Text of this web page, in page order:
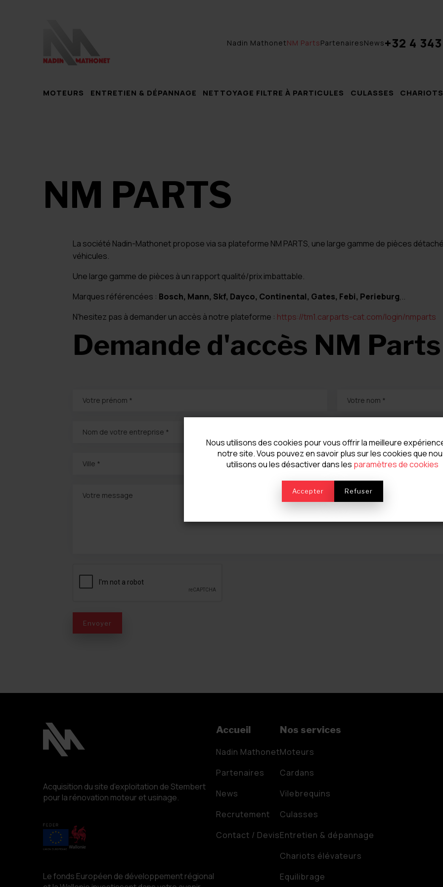
Nadin MathonetNM PartsPartenairesNews+32 4
MOTEURS ENTRETIEN & DÉPANNAGE NETTOYAGE FILTRE À PARTICULES CULASSES
NM PARTS
La société Nadin-Mathonet propose via sa plateforme NM PARTS, une large gamme de pièces
véhicules.
Une large gamme de pièces à un rapport qualité/prix imbattable.
Marques référencées : Bosch, Mann, Skf, Dayco, Continental, Gates, Febi, Perieburg,..
N'hesitez pas à demander un accès à notre plateforme : https://tm1.carparts-cat.com/login/nmparts
Demande d'accès NM Parts
Votre prénom * Votre nom *
Nom de votre entreprise *
Ville * TVA *
Votre message
Envoyer
Acquisition du site d’exploitation de Stembert
pour la rénovation moteur et usinage.
Le fonds Européen de développement régional
Accueil
Nadin Mathonet
Partenaires
News
Recrutement
Contact / Devis
Nos services
Moteurs
Cardans
Vilebrequins
Culasses
Entretien & dépannage
Chariots élévateurs
Equilibrage
Nous utilisons des cookies pour vous offrir la meilleure
notre site. Vous pouvez en savoir plus sur les cookies que
utilisons ou les désactiver dans les paramètres de cookies
Accepter Refuser